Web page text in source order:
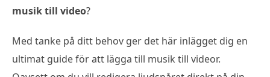
musik till video?
Med tanke på ditt behov ger det här inlägget dig en
ultimat guide för att lägga till musik till videor.